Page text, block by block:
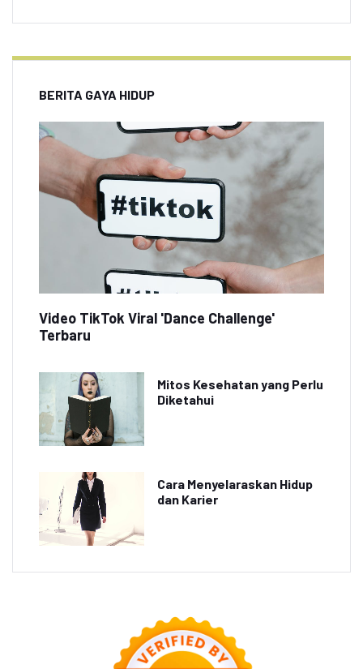
BERITA GAYA HIDUP
Video TikTok Viral 'Dance Challenge'
Terbaru
Mitos Kesehatan yang Perlu
Diketahui
Cara Menyelaraskan Hidup
dan Karier